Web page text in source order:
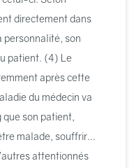
directement dans
personnalité, son
patient. (4) Le
après cette
du médecin va
que son patient,
malade, souffrir…
attentionnés